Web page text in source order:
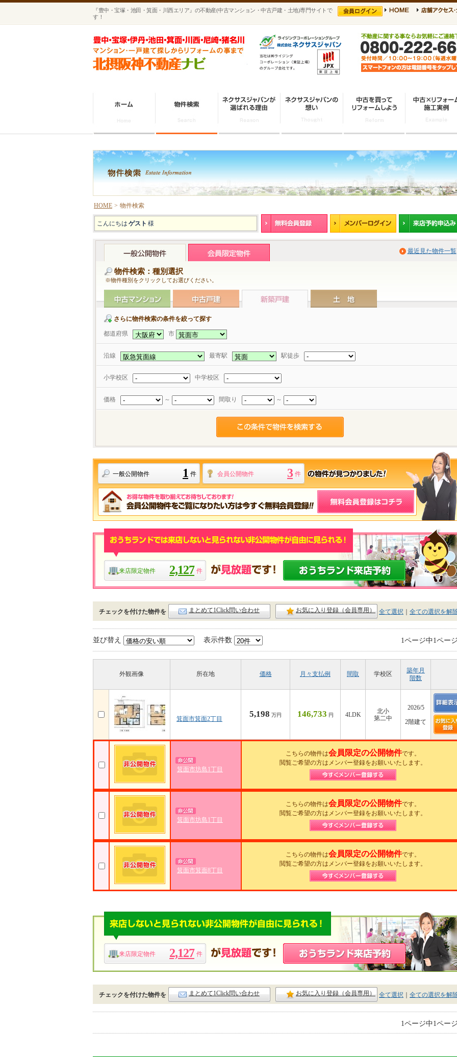
『豊中・宝塚・池田・箕面・川西エリア』の不動産(中古マンション・中古戸建・土地)専門サイトで
す！
HOME > 物件検索
こんにちは ゲスト 様
最近見た物件一覧
物件検索：種別選択
※物件種別をクリックしてお選びください。
さらに物件検索の条件を絞って探す
都道府県 市
沿線 最寄駅 駅徒歩
小学校区 中学校区
価格 ～ 間取り ～
一般公開物件 件
1 会員公開物件 件
3
来店限定物件 件
2,127
チェックを付けた物件を まとめて1Click問い合わせ お気に入り登録（会員専用） 全て選択 全ての選択を解
並び替え 表示件数 1ページ中1ペー
外観画像 所在地 価格 月々支払例 間取 学校区
築年月
階数
箕面市箕面2丁目 5,198 万円 146,733 円 4LDK
北小
第二中
2026/5
2階建て
箕面市坊島1丁目
こちらの物件は会員限定の公開物件です。
閲覧ご希望の方はメンバー登録をお願いいたします。
箕面市坊島1丁目
こちらの物件は会員限定の公開物件です。
閲覧ご希望の方はメンバー登録をお願いいたします。
箕面市箕面8丁目
こちらの物件は会員限定の公開物件です。
閲覧ご希望の方はメンバー登録をお願いいたします。
来店限定物件 件
2,127
チェックを付けた物件を まとめて1Click問い合わせ お気に入り登録（会員専用） 全て選択 全ての選択を解
1ページ中1ペー